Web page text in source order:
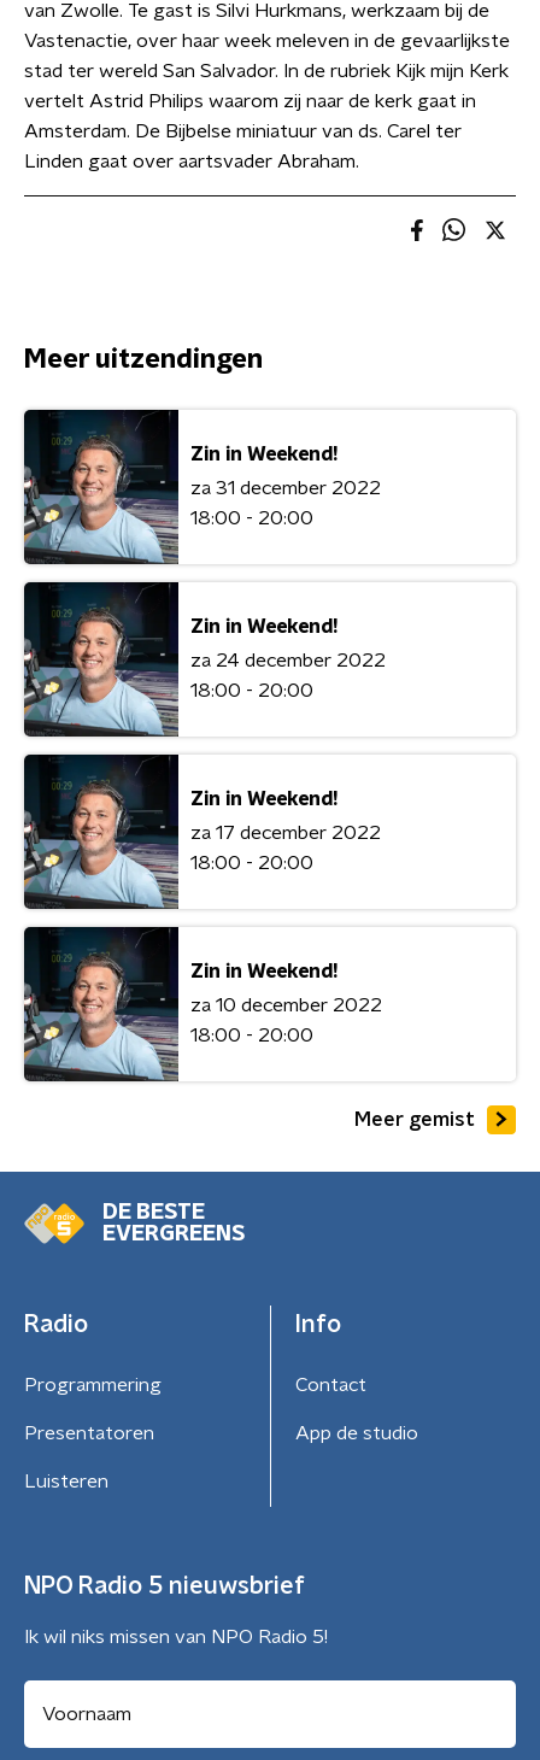
van Zwolle. Te gast is Silvi Hurkmans, werkzaam bij de
Vastenactie, over haar week meleven in de gevaarlijkste
stad ter wereld San Salvador. In de rubriek Kijk mijn Kerk
vertelt Astrid Philips waarom zij naar de kerk gaat in
Amsterdam. De Bijbelse miniatuur van ds. Carel ter
Linden gaat over aartsvader Abraham.
Meer uitzendingen
Zin in Weekend!
za 31 december 2022
18:00 - 20:00
Zin in Weekend!
za 24 december 2022
18:00 - 20:00
Zin in Weekend!
za 17 december 2022
18:00 - 20:00
Zin in Weekend!
za 10 december 2022
18:00 - 20:00
Meer gemist
DE BESTE
EVERGREENS
Radio
Programmering
Presentatoren
Luisteren
Info
Contact
App de studio
NPO Radio 5 nieuwsbrief
Ik wil niks missen van NPO Radio 5!